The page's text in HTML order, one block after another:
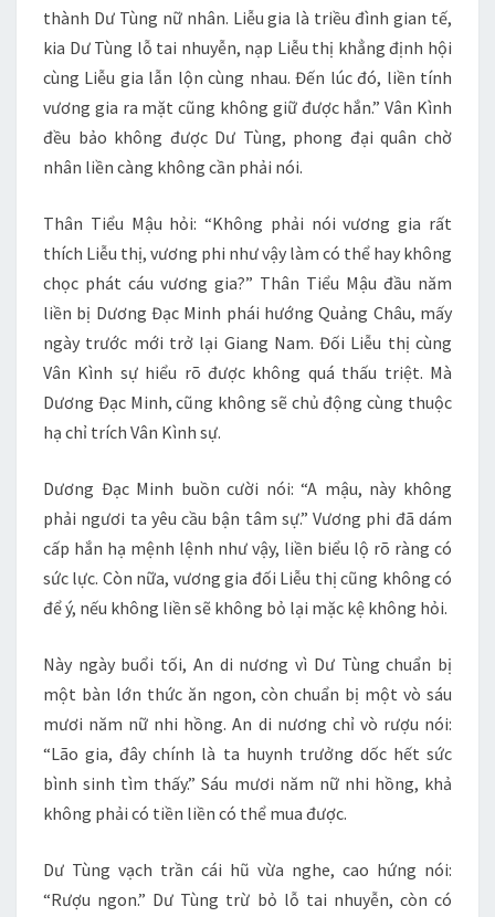
thành Dư Tùng nữ nhân. Liễu gia là triều đình gian tế,
kia Dư Tùng lỗ tai nhuyễn, nạp Liễu thị khẳng định hội
cùng Liễu gia lẫn lộn cùng nhau. Đến lúc đó, liền tính
vương gia ra mặt cũng không giữ được hắn.” Vân Kình
đều bảo không được Dư Tùng, phong đại quân chờ
nhân liền càng không cần phải nói.
Thân Tiểu Mậu hỏi: “Không phải nói vương gia rất
thích Liễu thị, vương phi như vậy làm có thể hay không
chọc phát cáu vương gia?” Thân Tiểu Mậu đầu năm
liền bị Dương Đạc Minh phái hướng Quảng Châu, mấy
ngày trước mới trở lại Giang Nam. Đối Liễu thị cùng
Vân Kình sự hiểu rõ được không quá thấu triệt. Mà
Dương Đạc Minh, cũng không sẽ chủ động cùng thuộc
hạ chỉ trích Vân Kình sự.
Dương Đạc Minh buồn cười nói: “A mậu, này không
phải ngươi ta yêu cầu bận tâm sự.” Vương phi đã dám
cấp hắn hạ mệnh lệnh như vậy, liền biểu lộ rõ ràng có
sức lực. Còn nữa, vương gia đối Liễu thị cũng không có
để ý, nếu không liền sẽ không bỏ lại mặc kệ không hỏi.
Này ngày buổi tối, An di nương vì Dư Tùng chuẩn bị
một bàn lớn thức ăn ngon, còn chuẩn bị một vò sáu
mươi năm nữ nhi hồng. An di nương chỉ vò rượu nói:
“Lão gia, đây chính là ta huynh trưởng dốc hết sức
bình sinh tìm thấy.” Sáu mươi năm nữ nhi hồng, khả
không phải có tiền liền có thể mua được.
Dư Tùng vạch trần cái hũ vừa nghe, cao hứng nói:
“Rượu ngon.” Dư Tùng trừ bỏ lỗ tai nhuyễn, còn có